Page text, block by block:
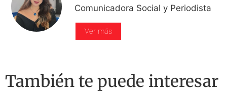
Comunicadora Social y Periodista
Ver más
También te puede interesar